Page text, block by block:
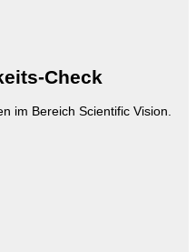
Check
im Bereich Scientific Vision.